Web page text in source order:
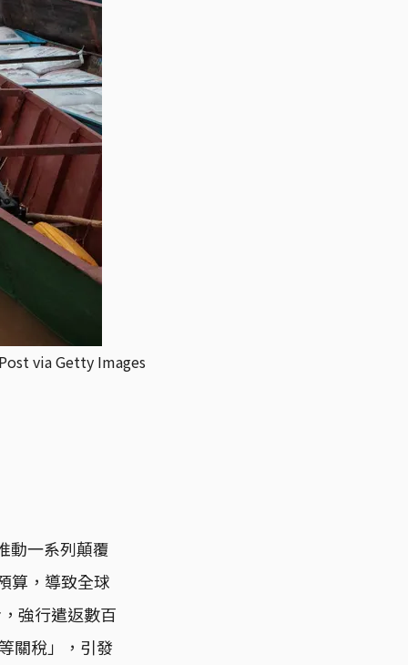
via Getty Images
動一系列顛覆
算，導致全球
強行遣返數百
關稅」，引發